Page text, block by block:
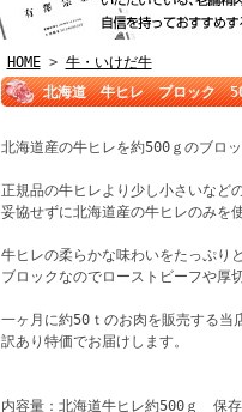
HOME> 牛・いけだ牛
北海道 牛ヒレ ブロック
北海道産の牛ヒレを約500ｇのブロ
正規品の牛ヒレより少し小さいなど
妥協せずに北海道産の牛ヒレのみを
牛ヒレの柔らかな味わいをたっぷり
ブロックなのでローストビーフや厚
一ヶ月に約50ｔのお肉を販売する当
訳あり特価でお届けします。
内容量：北海道牛ヒレ約500ｇ 保